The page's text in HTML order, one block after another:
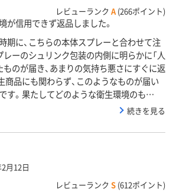
レビューランク A (266ポイント)
が信用できず返品しました。
期に、こちらの本体スプレーと合わせて注
レーのシュリンク包装の内側に明らかに「人
ものが届き、あまりの気持ち悪さにすぐに返
商品にも関わらず、このようなものが届い
す。果たしてどのような衛生環境のも…
続きを見る
月12日
レビューランク S (612ポイント)